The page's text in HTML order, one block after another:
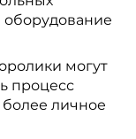
оборудование
могут
процесс
более личное